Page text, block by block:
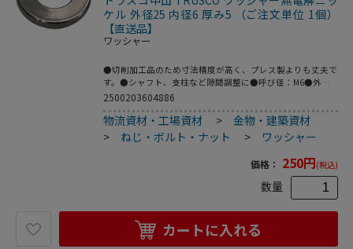
ケル 外径25 内径6 厚み5 （ご注文単位 1個）
【直送品】
ワッシャー
●切削加工品のため寸法精度が高く、プレス製よりも丈夫で
す。●シャフト、支柱など隙間調整に●呼び径：M6●外径
(mm)：25●内径(mm)：6●厚さ(mm)：5●鉄(無電解ニッケ
2500203604886
物流資材・工場資材 >金物・建築資材
> ねじ・ボルト・ナット > ワッシャー
価格： 250円(税込)
数量
カートに入れる